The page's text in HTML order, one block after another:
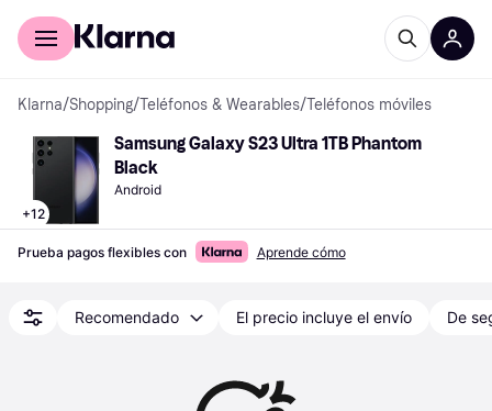
Comprar con Klarna
Klarna/Shopping/Teléfonos & Wearables/Teléfonos móviles
+12
Samsung Galaxy S23 Ultra 1TB Phantom
Black
Android
Prueba pagos flexibles con Aprende cómo
Recomendado El precio incluye el envío De